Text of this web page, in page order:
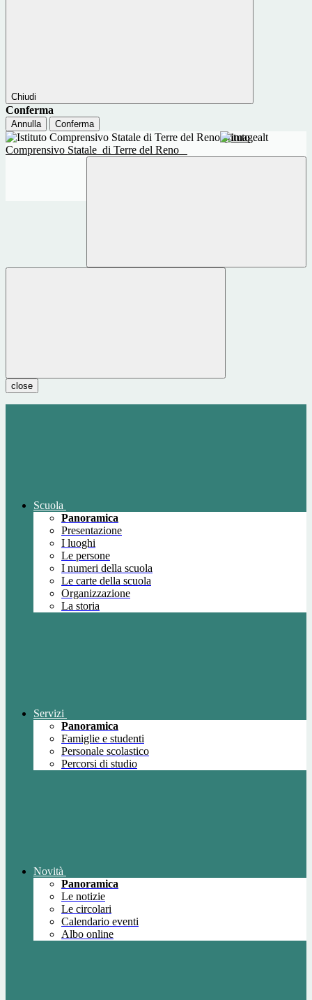
Chiudi
Conferma
Annulla Conferma
Istituto
Comprensivo Statale di Terre del Reno
close
Scuola
Panoramica
Presentazione
I luoghi
Le persone
I numeri della scuola
Le carte della scuola
Organizzazione
La storia
Servizi
Panoramica
Famiglie e studenti
Personale scolastico
Percorsi di studio
Novità
Panoramica
Le notizie
Le circolari
Calendario eventi
Albo online